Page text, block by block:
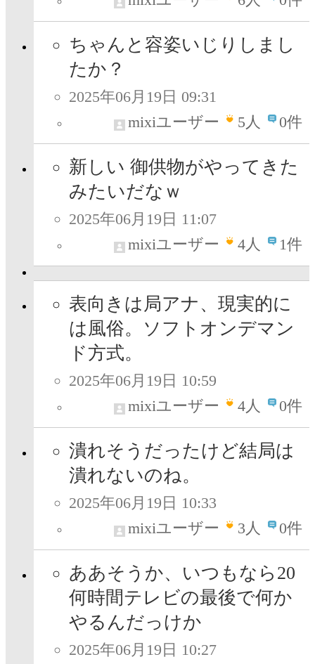
ちゃんと容姿いじりしまし
たか？
2025年06月19日 09:31
mixiユーザー
5人 0件
新しい 御供物がやってきた
みたいだなｗ
2025年06月19日 11:07
mixiユーザー
4人 1件
表向きは局アナ、現実的に
は風俗。ソフトオンデマン
ド方式。
2025年06月19日 10:59
mixiユーザー
4人 0件
潰れそうだったけど結局は
潰れないのね。
2025年06月19日 10:33
mixiユーザー
3人 0件
ああそうか、いつもなら20
何時間テレビの最後で何か
やるんだっけか
2025年06月19日 10:27